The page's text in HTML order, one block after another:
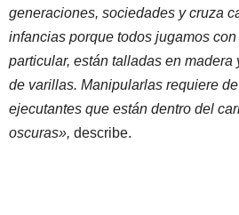
generaciones, sociedades y cruza
infancias porque todos jugamos
particular, están talladas en madera
de varillas. Manipularlas requiere
ejecutantes que están dentro del
oscuras», describe.